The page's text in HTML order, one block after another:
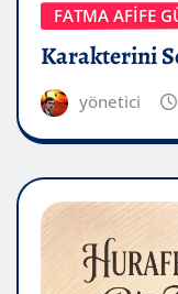
FATMA AFİFE
Karakterini
yönetici